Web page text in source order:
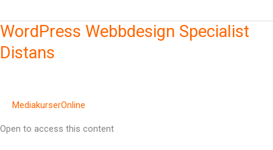
WordPress Webbdesign Specialist
Distans
MediakurserOnline
Open to access this content
WordPress
Specialist